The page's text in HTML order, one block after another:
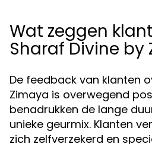
Wat zeggen
Sharaf Divine by
De feedback van klanten
Zimaya is overwegend
benadrukken de lange
unieke geurmix. Klanten
zich zelfverzekerd en